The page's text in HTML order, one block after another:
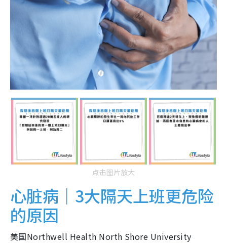
点击图片放大
心脏病｜3大隔天上班更危险
的原因
美国Northwell Health North Shore University